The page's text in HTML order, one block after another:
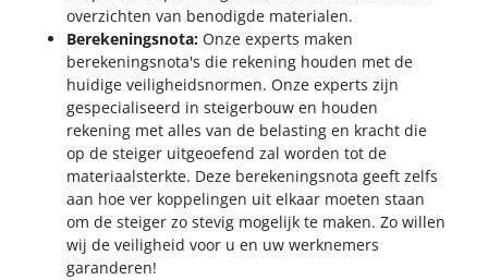
overzichten van benodigde materialen.
Berekeningsnota: Onze experts maken
berekeningsnota's die rekening houden met de
huidige veiligheidsnormen. Onze experts zijn
gespecialiseerd in steigerbouw en houden
rekening met alles van de belasting en kracht die
op de steiger uitgeoefend zal worden tot de
materiaalsterkte. Deze berekeningsnota geeft zelfs
aan hoe ver koppelingen uit elkaar moeten staan
om de steiger zo stevig mogelijk te maken. Zo willen
wij de veiligheid voor u en uw werknemers
garanderen!